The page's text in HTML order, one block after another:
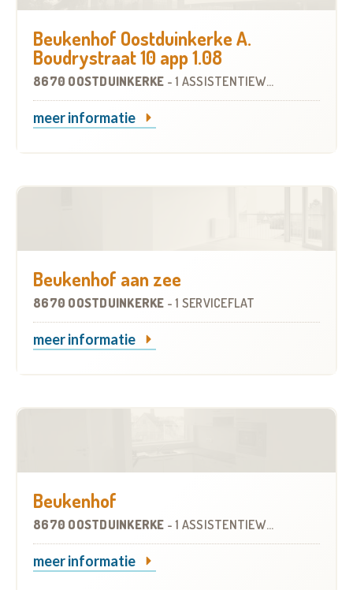
Beukenhof Oostduinkerke A.
Boudrystraat 10 app 1.08
8670 OOSTDUINKERKE -1 ASSISTENTIEWONING
meer informatie
Beukenhof aan zee
8670 OOSTDUINKERKE -1 SERVICEFLAT
meer informatie
Beukenhof
8670 OOSTDUINKERKE -1 ASSISTENTIEWONING
meer informatie